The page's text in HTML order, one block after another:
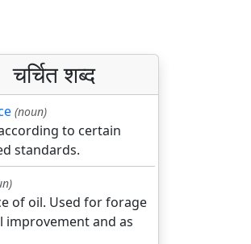
चर्चित शब्द
(noun)
to certain
standards.
of oil. Used for forage
improvement and as